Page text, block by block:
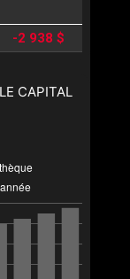
-2 938 $
CAPITAL